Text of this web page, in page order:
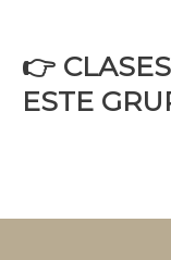
👉
ESTE